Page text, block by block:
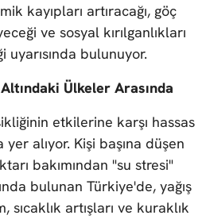
kayıpları artıracağı, göç
ve sosyal kırılganlıkları
uyarısında bulunuyor.
Ülkeler Arasında
etkilerine karşı hassas
alıyor. Kişi başına düşen
bakımından "su stresi"
bulunan Türkiye'de, yağış
artışları ve kuraklık